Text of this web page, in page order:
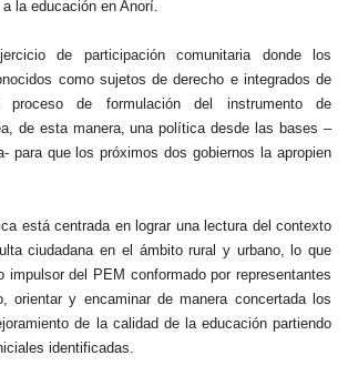
la educación en Anorí.
de participación comunitaria donde los
como sujetos de derecho e integrados de
proceso de formulación del instrumento de
de esta manera, una política desde las bases –
para que los próximos dos gobiernos la apropien
está centrada en lograr una lectura del contexto
ciudadana en el ámbito rural y urbano, lo que
impulsor del PEM conformado por representantes
orientar y encaminar de manera concertada los
de la calidad de la educación partiendo
identificadas.